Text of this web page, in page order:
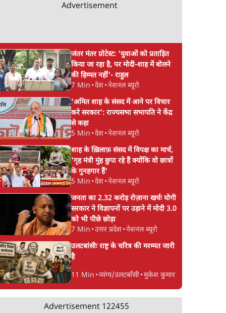
Advertisement
जंतर मंतर प्रोटेस्ट: 'युवाओं को प्रताड़ित
किया जा रहा है, पर मोदी-शाह में बोलने
की हिम्मत नहीं'- राहुल
7 Min •देश•नेशनल ब्यूरो
'अमित शाह के संसद में आने पर विचार
करे सरकार': राज्यसभा सभापति ने केंद्र
से कहा
5 Min •देश•नेशनल ब्यूरो
शाह के ख़िलाफ़ संसद में विपक्ष का मार्च,
'गृह मंत्री मुंह छुपा रहे हैं क्योंकि वो छात्रों
के गुनहगार हैं'
5 Min •देश•नेशनल ब्यूरो
जनता का 2.32 करोड़ रोज़ाना खर्चः योगी
सरकार ने विज्ञापनों पर उड़ाने में मोदी 3.0
को भी पीछे छोड़ा
7 Min •उत्तर प्रदेश•नेशनल ब्यूरो
उलटबांसीः राष्ट्र के चरित्र की मरम्मत जारी
है
11 Min •व्यंग्य/उलटबाँसी•मुकेश कुमार
Advertisement 122455